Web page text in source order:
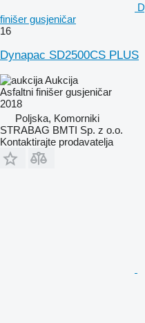
finišer gusjeničar
16
Dynapac SD2500CS PLUS
Aukcija
Asfaltni finišer gusjeničar
2018
Poljska, Komorniki
STRABAG BMTI Sp. z o.o.
Kontaktirajte prodavatelja